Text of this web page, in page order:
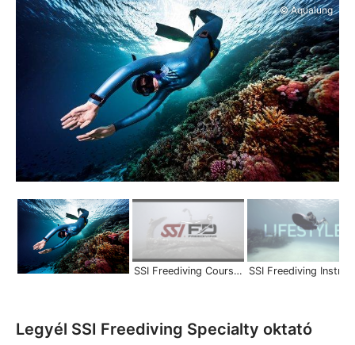
© Aqualung
SSI Freediving Courses | Scuba Schools International
Legyél SSI Freediving Specialty oktató